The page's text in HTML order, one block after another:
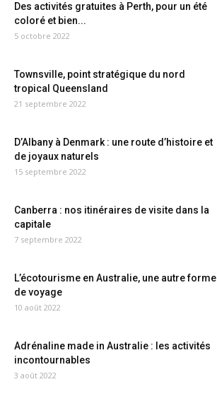
Des activités gratuites à Perth, pour un été
coloré et bien...
5 octobre 2022
Townsville, point stratégique du nord
tropical Queensland
21 septembre 2022
D’Albany à Denmark : une route d’histoire et
de joyaux naturels
15 septembre 2022
Canberra : nos itinéraires de visite dans la
capitale
7 septembre 2022
L’écotourisme en Australie, une autre forme
de voyage
10 août 2022
Adrénaline made in Australie : les activités
incontournables
3 août 2022